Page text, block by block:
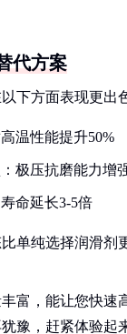
代方案
下方面表现更出
温性能提升50%
极压抗磨能力增
命延长3-5倍
单纯选择润滑剂
富，能让您快速
豫，赶紧体验起